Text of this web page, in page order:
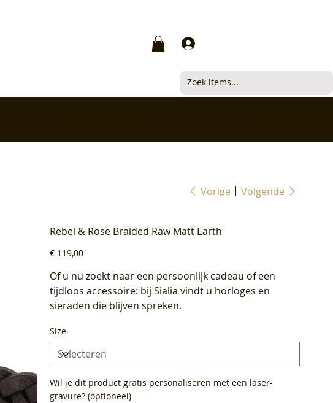
Vorige Volgende
Rebel & Rose Braided Raw Matt Earth
Prijs
€ 119,00
Of u nu zoekt naar een persoonlijk cadeau of een
tijdloos accessoire: bij Sialia vindt u horloges en
sieraden die blijven spreken.
Size
Wil je dit product gratis personaliseren met een laser-
gravure? (optioneel)